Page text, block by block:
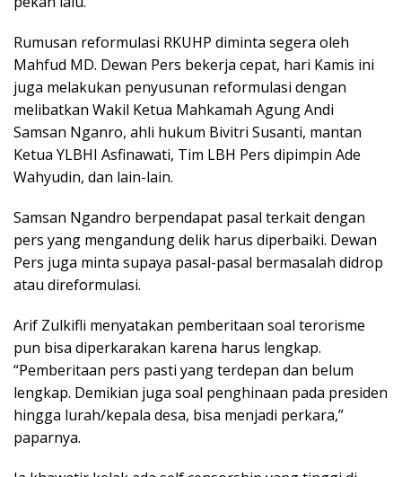
Rumusan reformulasi RKUHP diminta segera oleh
Mahfud MD. Dewan Pers bekerja cepat, hari Kamis ini
juga melakukan penyusunan reformulasi dengan
melibatkan Wakil Ketua Mahkamah Agung Andi
Samsan Nganro, ahli hukum Bivitri Susanti, mantan
Ketua YLBHI Asfinawati, Tim LBH Pers dipimpin Ade
Wahyudin, dan lain-lain.
Samsan Ngandro berpendapat pasal terkait dengan
pers yang mengandung delik harus diperbaiki. Dewan
Pers juga minta supaya pasal-pasal bermasalah didrop
atau direformulasi.
Arif Zulkifli menyatakan pemberitaan soal terorisme
pun bisa diperkarakan karena harus lengkap.
“Pemberitaan pers pasti yang terdepan dan belum
lengkap. Demikian juga soal penghinaan pada presiden
hingga lurah/kepala desa, bisa menjadi perkara,”
paparnya.